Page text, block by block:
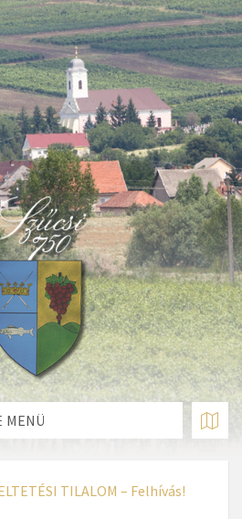
is deprecated in
functions.phpon line237
is deprecated in
functions.phpon line282
is deprecated in
functions.php on line284
MENÜ
TILALOM – Felhívás!